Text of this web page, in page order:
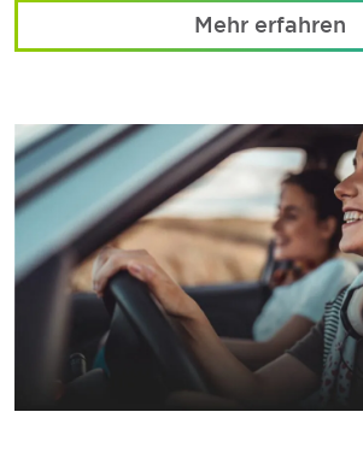
Mehr erfahren